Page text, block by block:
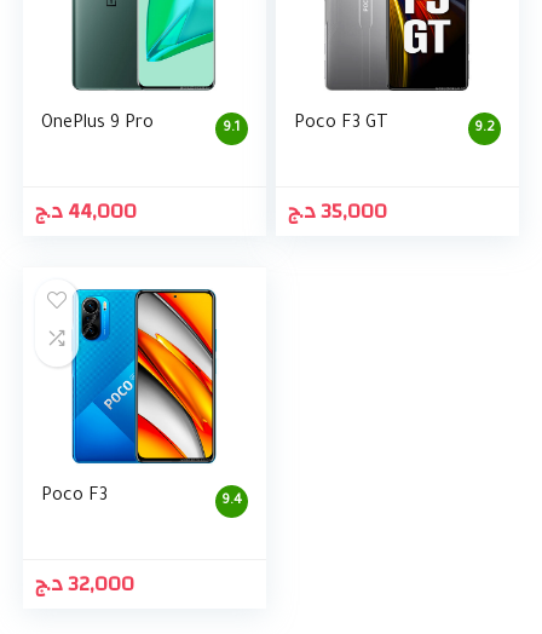
9.1
OnePlus 9 Pro
44,000د.ج
9.2
Poco F3 GT
35,000د.ج
9.4
Poco F3
32,000د.ج